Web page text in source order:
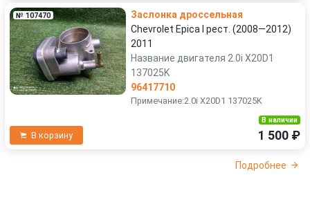
№ 107470
Заслонка дроссельная
Chevrolet Epica I рест. (2008—2012)
2011
Название двигателя 2.0i X20D1
137025K
96417710
Примечание:2.0i X20D1 137025K
В корзину
В наличии
1 500 ₽
Подробнее